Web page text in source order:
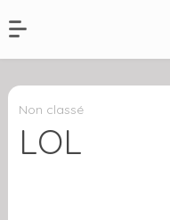
Non classé
LOL